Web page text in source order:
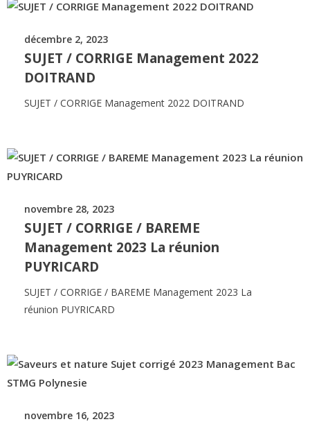
décembre 2, 2023
SUJET / CORRIGE Management 2022
DOITRAND
SUJET / CORRIGE Management 2022 DOITRAND
novembre 28, 2023
SUJET / CORRIGE / BAREME
Management 2023 La réunion
PUYRICARD
SUJET / CORRIGE / BAREME Management 2023 La
réunion PUYRICARD
novembre 16, 2023